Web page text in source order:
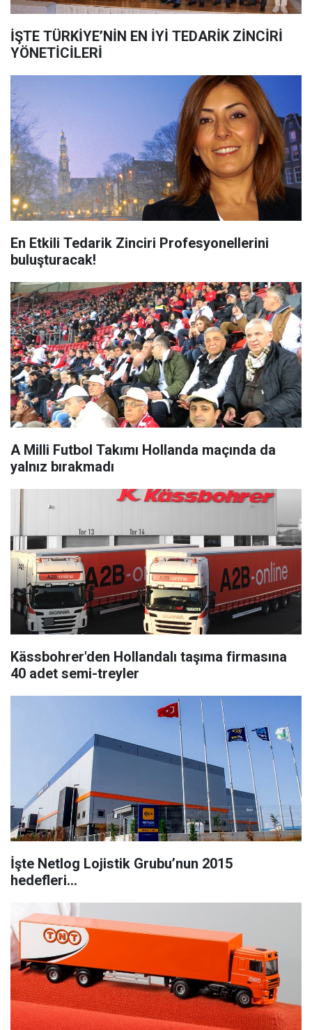
İŞTE TÜRKİYE’NİN EN İYİ TEDARİK ZİNCİRİ
YÖNETİCİLERİ
En Etkili Tedarik Zinciri Profesyonellerini
buluşturacak!
A Milli Futbol Takımı Hollanda maçında da
yalnız bırakmadı
Kässbohrer'den Hollandalı taşıma firmasına
40 adet semi-treyler
İşte Netlog Lojistik Grubu’nun 2015
hedefleri…